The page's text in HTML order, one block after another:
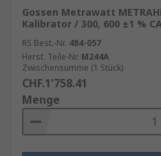
Gossen Metrawatt
Kalibrator / 300, 600 ±1 %
RS Best.-Nr. 484-057
Herst. Teile-Nr. M244A
Zwischensumme (1 Stück)
CHF.1'758.41
Menge